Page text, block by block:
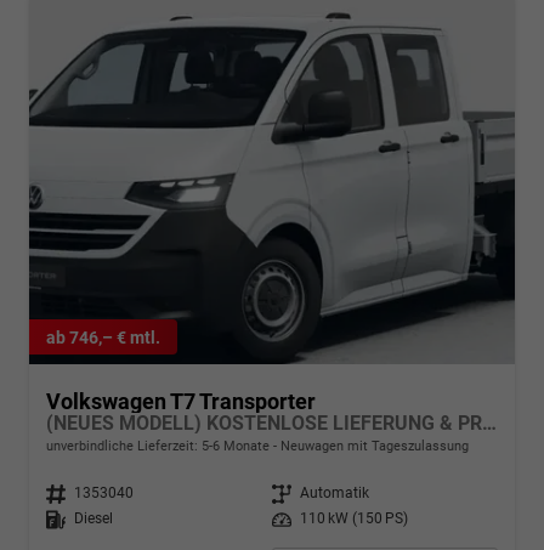
ab 746,– € mtl.
Volkswagen T7 Transporter
(NEUES MODELL) KOSTENLOSE LIEFERUNG & PREISGARANTIE* 2.0 TDI 150PS 8-Gang-AUTOMATIKGETRIEBE, 6x Sitzplätze, Einparkhilfe vorne, Rückfahrkamera, Tempomat, Radio 13" + App-Connect, LED-Scheinwerfer, Digitales Cockpit
unverbindliche Lieferzeit: 5-6 Monate Neuwagen mit Tageszulassung
Fahrzeugnr. 1353040 Getriebe Automatik
Kraftstoff
Diesel Leistung 110 kW (150 PS)